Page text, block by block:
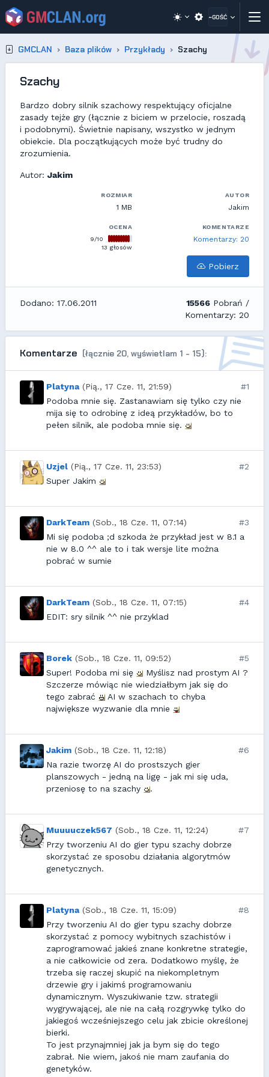
~GOŚĆ
GMCLAN Baza plików Przykłady Szachy
Szachy
Bardzo dobry silnik szachowy respektujący oficjalne
zasady tejże gry (łącznie z biciem w przelocie, roszadą
i podobnymi). Świetnie napisany, wszystko w jednym
obiekcie. Dla początkujących może być trudny do
zrozumienia.
Autor: Jakim
ROZMIAR
1 MB
AUTOR
Jakim
OCENA
9/10
13 głosów
KOMENTARZE
Komentarzy: 20
Pobierz
Dodano: 17.06.2011 15566 Pobrań /
Komentarzy: 20
Komentarze (łącznie 20, wyświetlam 1 - 15):
Platyna (Pią., 17 Cze. 11, 21:59)
#1
Podoba mnie się. Zastanawiam się tylko czy nie
mija się to odrobinę z ideą przykładów, bo to
pełen silnik, ale podoba mnie się.
Uzjel (Pią., 17 Cze. 11, 23:53)
#2
Super Jakim
DarkTeam (Sob., 18 Cze. 11, 07:14)
#3
Mi się podoba ;d szkoda że przykład jest w 8.1 a
nie w 8.0 ^^ ale to i tak wersje lite można
pobrać w sumie
DarkTeam (Sob., 18 Cze. 11, 07:15)
#4
EDIT: sry silnik ^^ nie przyklad
Borek (Sob., 18 Cze. 11, 09:52)
#5
Super! Podoba mi się
Myślisz nad prostym AI ?
Szczerze mówiąc nie wiedziałbym jak się do
tego zabrać
AI w szachach to chyba
największe wyzwanie dla mnie
Jakim (Sob., 18 Cze. 11, 12:18)
#6
Na razie tworzę AI do prostszych gier
planszowych - jedną na ligę - jak mi się uda,
przeniosę to na szachy
.
Muuuuczek567 (Sob., 18 Cze. 11, 12:24)
#7
Przy tworzeniu AI do gier typu szachy dobrze
skorzystać ze sposobu działania algorytmów
genetycznych.
Platyna (Sob., 18 Cze. 11, 15:09)
#8
Przy tworzeniu AI do gier typu szachy dobrze
skorzystać z pomocy wybitnych szachistów i
zaprogramować jakieś znane konkretne strategie,
a nie całkowicie od zera. Dodatkowo myślę, że
trzeba się raczej skupić na niekompletnym
drzewie gry i jakimś programowaniu
dynamicznym. Wyszukiwanie tzw. strategii
wygrywającej, ale nie na całą rozgrywkę tylko do
jakiegoś wcześniejszego celu jak zbicie określonej
bierki.
To jest przynajmniej jak ja bym się do tego
zabrał. Nie wiem, jakoś nie mam zaufania do
genetyków.